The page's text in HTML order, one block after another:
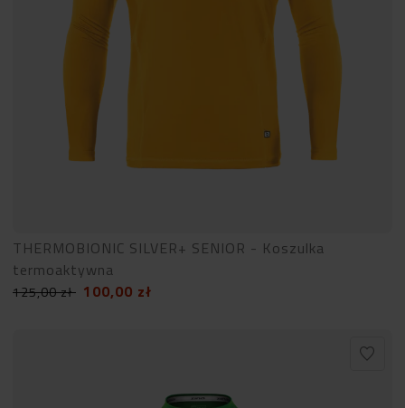
THERMOBIONIC SILVER+ SENIOR - Koszulka
termoaktywna
125,00zł 100,00 zł